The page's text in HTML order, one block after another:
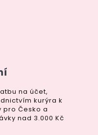
na účet,
kurýra k
pro Česko a
nad 3.000 Kč